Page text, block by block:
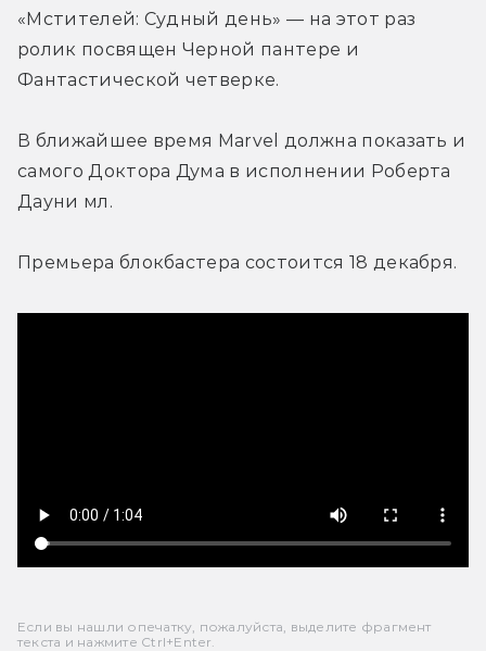
«Мстителей: Судный день» — на этот раз
ролик посвящен Черной пантере и
Фантастической четверке.
В ближайшее время Marvel должна показать и
самого Доктора Дума в исполнении Роберта
Дауни мл.
Премьера блокбастера состоится 18 декабря.
Если вы нашли опечатку, пожалуйста, выделите фрагмент
текста и нажмите Ctrl+Enter.